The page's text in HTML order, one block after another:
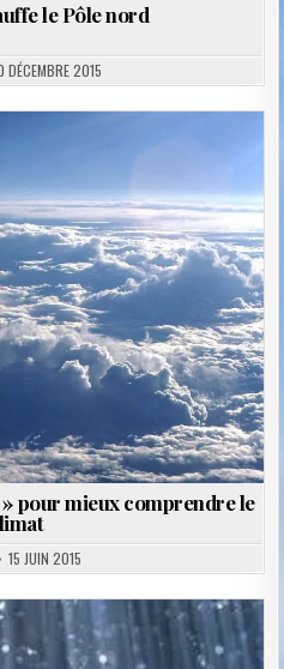
le Pôle nord
DÉCEMBRE 2015
pour mieux comprendre le
15 JUIN 2015